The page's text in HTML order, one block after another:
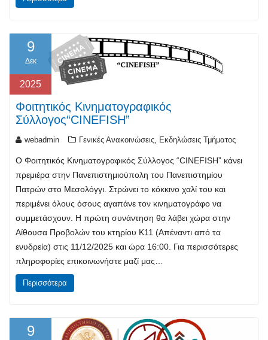
9
Δεκ
2025
Φοιτητικός Κινηματογραφικός
Σύλλογος“CINEFISH”
webadmin Γενικές Ανακοινώσεις Εκδηλώσεις Τμήματος
Ο Φοιτητικός Κινηματογραφικός Σύλλογος “CINEFISH” κάνει
πρεμιέρα στην Πανεπιστημιούπολη του Πανεπιστημίου
Πατρών στο Μεσολόγγι. Στρώνει το κόκκινο χαλί του και
περιμένει όλους όσους αγαπάνε τον κινηματογράφο να
συμμετάσχουν. Η πρώτη συνάντηση θα λάβει χώρα στην
Αίθουσα Προβολών του κτηρίου Κ11 (Απέναντι από τα
ενυδρεία) στις 11/12/2025 και ώρα 16:00. Για περισσότερες
πληροφορίες επικοινωνήστε μαζί μας…
Περισσότερα
9